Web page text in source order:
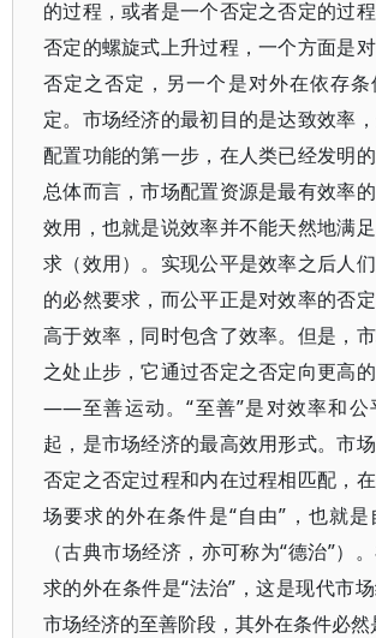
的过程，或者是一个否定之否定的过
否定的螺旋式上升过程，一个方面是
否定之否定，另一个是对外在依存
定。市场经济的最初目的是达致效率
配置功能的第一步，在人类已经发明
总体而言，市场配置资源是最有效率
效用，也就是说效率并不能天然地满
求（效用）。实现公平是效率之后人
的必然要求，而公平正是对效率的否
高于效率，同时包含了效率。但是，
之处止步，它通过否定之否定向更高的
——至善运动。“至善”是对效率和公
起，是市场经济的最高效用形式。市
否定之否定过程和内在过程相匹配，
场要求的外在条件是“自由”，也就
（古典市场经济，亦可称为“德治”）
求的外在条件是“法治”，这是现代市
市场经济的至善阶段，其外在条件必然